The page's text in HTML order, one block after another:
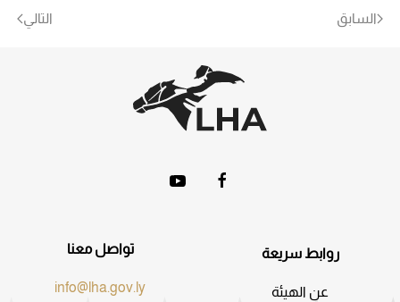
السابق التالي
روابط سريعة
عن الهيئة
تواصل معنا
info@lha.gov.ly